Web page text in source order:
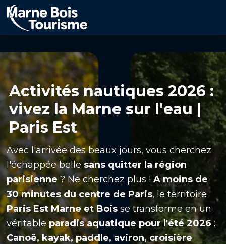
Aller
au
contenu
principal
Activités nautiques 2026 :
vivez la Marne sur l'eau |
Paris Est
Avec l'arrivée des beaux jours, vous cherchez
l'échappée bellesans quitter la région
parisienne ? Ne cherchez plus !A moins de
30 minutes du centre de Paris, le territoire
Paris Est Marne et Bois se transforme en un
véritable paradis aquatique pour l'été 2026 :
Canoë, kayak, paddle, aviron, croisière